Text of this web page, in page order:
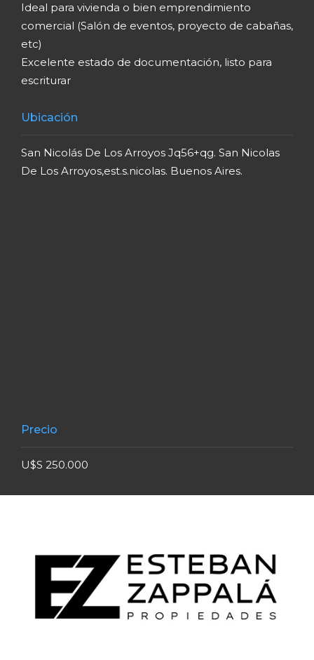
Ideal para vivienda o bien emprendimiento
comercial (Salón de eventos, proyecto de cabañas,
etc)
Excelente estado de documentación, listo para
escriturar
Ubicación
San Nicolás De Los Arroyos Jq56+qg. San Nicolas
De Los Arroyos,est.s.nicolas. Buenos Aires.
Precio
U$S 250.000